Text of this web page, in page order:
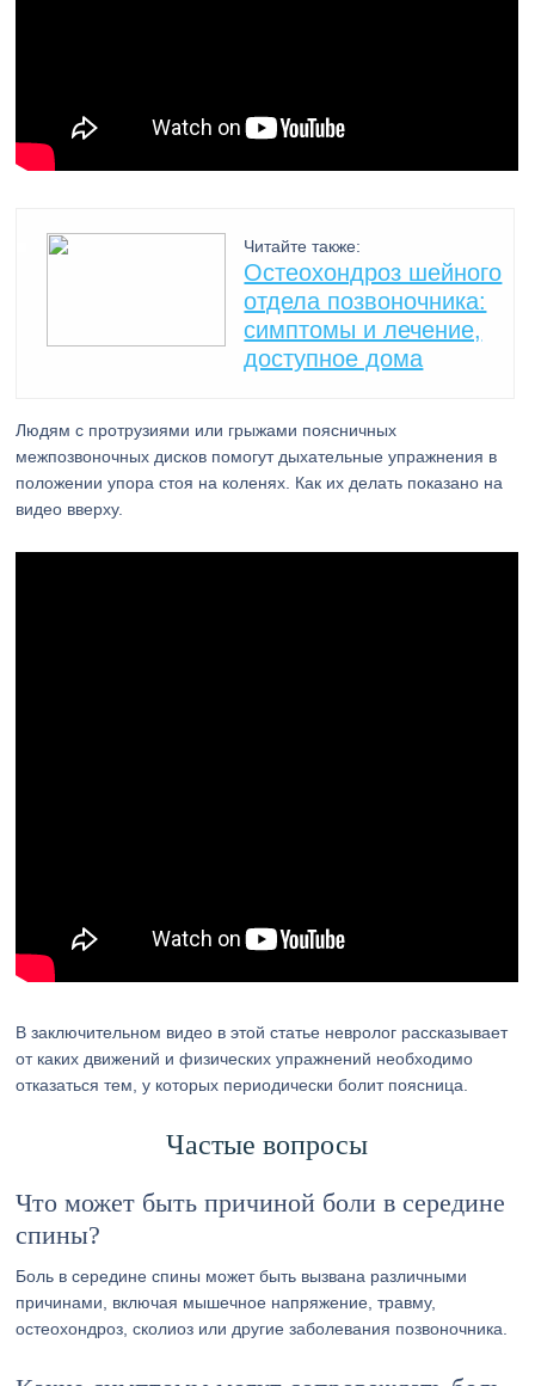
Читайте также:
Остеохондроз шейного
отдела позвоночника:
симптомы и лечение,
доступное дома
Людям с протрузиями или грыжами поясничных
межпозвоночных дисков помогут дыхательные упражнения в
положении упора стоя на коленях. Как их делать показано на
видео вверху.
В заключительном видео в этой статье невролог рассказывает
от каких движений и физических упражнений необходимо
отказаться тем, у которых периодически болит поясница.
Частые вопросы
Что может быть причиной боли в середине
спины?
Боль в середине спины может быть вызвана различными
причинами, включая мышечное напряжение, травму,
остеохондроз, сколиоз или другие заболевания позвоночника.